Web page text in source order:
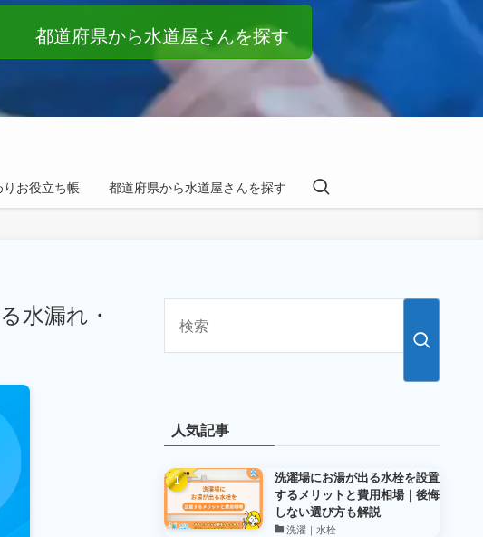
お役立ち帳 都道府県から水道屋さんを探す
都道府県から水道屋さんを探す
水漏れ・
人気記事
洗濯場にお湯が出る水栓を設置
するメリットと費用相場｜後悔
しない選び方も解説
洗濯｜水栓